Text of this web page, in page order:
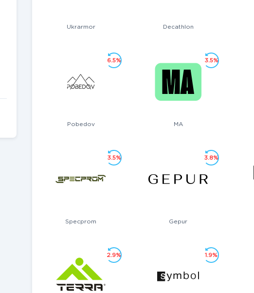
Ukrarmor Decathlon
Pobedov
6.5%
MA
3.5%
Specprom
3.5%
Gepur
3.8%
2.9% 1.9%